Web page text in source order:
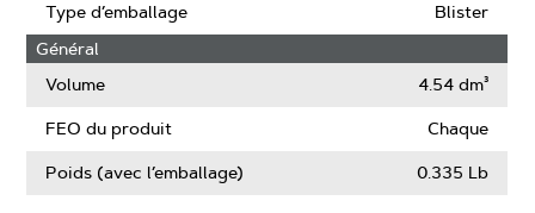
Type d’emballage
Blister
Général
Volume
4.54 dm³
FEO du produit Chaque
Poids (avec l’emballage) 0.335 Lb